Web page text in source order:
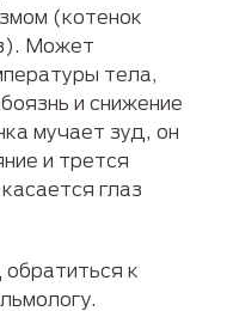
(котенок
Может
тела,
и снижение
мучает зуд, он
и трется
глаз
к